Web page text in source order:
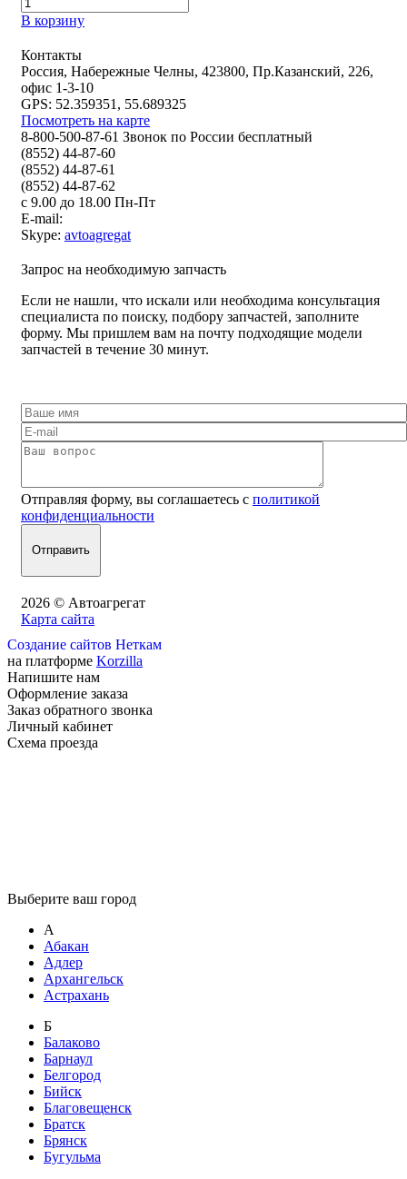
В корзину
Контакты
Россия, Набережные Челны, 423800, Пр.Казанский, 226,
офис 1-3-10
GPS: 52.359351, 55.689325
Посмотреть на карте
8-800-500-87-61 Звонок по России бесплатный
(8552) 44-87-60
(8552) 44-87-61
(8552) 44-87-62
с 9.00 до 18.00 Пн-Пт
E-mail:
Skype: avtoagregat
Запрос на необходимую запчасть
Если не нашли, что искали или необходима консультация
специалиста по поиску, подбору запчастей, заполните
форму. Мы пришлем вам на почту подходящие модели
запчастей в течение 30 минут.
Отправляя форму, вы соглашаетесь с политикой
конфиденциальности
2026 © Автоагрегат
Карта сайта
Создание сайтов Неткам
на платформе Korzilla
Напишите нам
Оформление заказа
Заказ обратного звонка
Личный кабинет
Схема проезда
Выберите ваш город
А
Абакан
Адлер
Архангельск
Астрахань
Б
Балаково
Барнаул
Белгород
Бийск
Благовещенск
Братск
Брянск
Бугульма